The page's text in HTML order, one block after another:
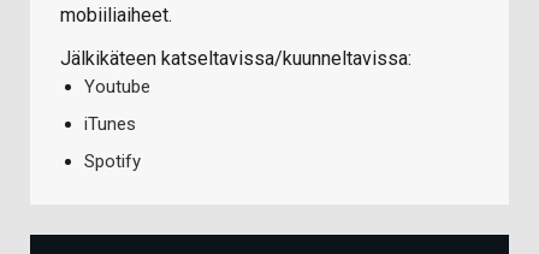
mobiiliaiheet.
Jälkikäteen katseltavissa/kuunneltavissa:
Youtube
iTunes
Spotify